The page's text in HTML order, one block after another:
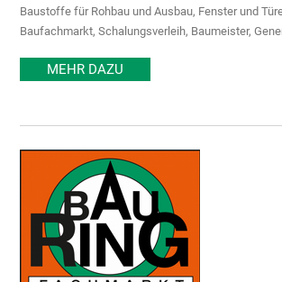
Baustoffe für Rohbau und Ausbau, Fenster und
Baufachmarkt, Schalungsverleih, Baumeister,
MEHR DAZU